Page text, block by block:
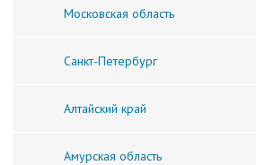
Московская область
Санкт-Петербург
Алтайский край
Амурская область